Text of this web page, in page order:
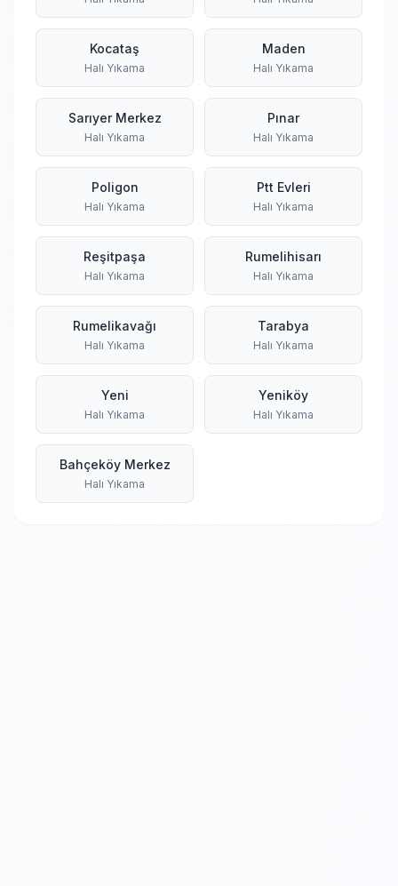
Kocataş
Halı Yıkama
Maden
Halı Yıkama
Sarıyer Merkez
Halı Yıkama
Pınar
Halı Yıkama
Poligon
Halı Yıkama
Ptt Evleri
Halı Yıkama
Reşitpaşa
Halı Yıkama
Rumelihisarı
Halı Yıkama
Rumelikavağı
Halı Yıkama
Tarabya
Halı Yıkama
Yeni
Halı Yıkama
Yeniköy
Halı Yıkama
Bahçeköy Merkez
Halı Yıkama